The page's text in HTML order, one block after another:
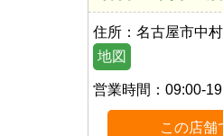
住所： 名古屋市中
地図
営業時間： 09:00-
この店舗